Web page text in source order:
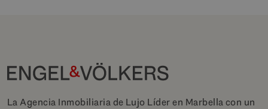
La Agencia Inmobiliaria de Lujo Líder en Marbella con un